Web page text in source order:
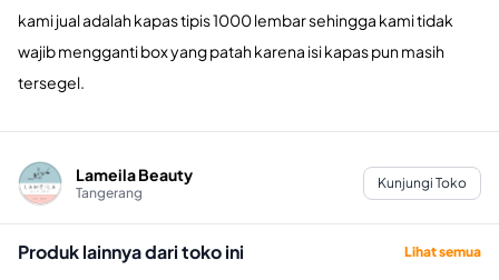
kami jual adalah kapas tipis 1000 lembar sehingga kami tidak
wajib mengganti box yang patah karena isi kapas pun masih
tersegel.
Lameila Beauty
Tangerang
Kunjungi Toko
Produk lainnya dari toko ini Lihat semua